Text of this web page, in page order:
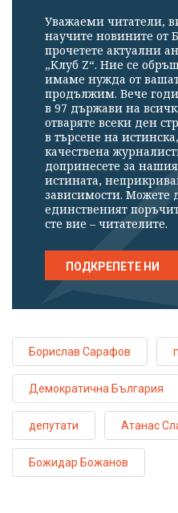
Уважаеми читатели,
научите новините от
прочетете актуални
„Клуб Z“. Ние се
имаме нужда от
продължим. Вече
в 97 държави на
отваряте всеки ден
в търсене на
качествена
допринесете за
истината,
зависимости. Можете
единственият
сте вие – читателите.
ПОДКРЕПЕТЕ НИ
Борислав Сарафов
Демократична България
депутати Атанас
Божидар Божанов